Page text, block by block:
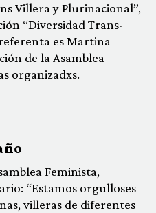
Villera y Plurinacional”,
“Diversidad Trans-
es Martina
de la Asamblea
organizadxs.
Feminista,
“Estamos orgulloses
villeras de diferentes